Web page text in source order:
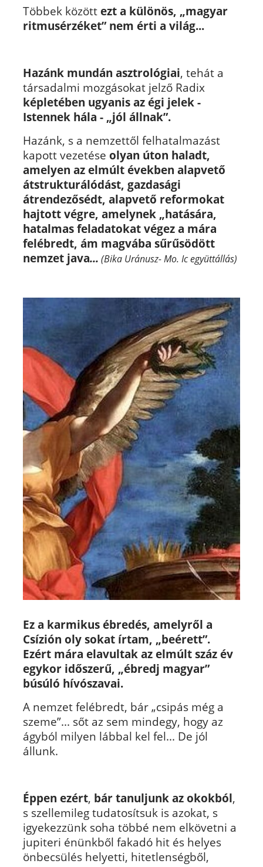
Többek között ezt a különös, „magyar
ritmusérzéket” nem érti a világ...
Hazánk mundán asztrológiai, tehát a
társadalmi mozgásokat jelző Radix
képletében ugyanis az égi jelek -
Istennek hála - „jól állnak”.
Hazánk, s a nemzettől felhatalmazást
kapott vezetése olyan úton haladt,
amelyen az elmúlt években alapvető
átstrukturálódást, gazdasági
átrendezősédt, alapvető reformokat
hajtott végre, amelynek „hatására,
hatalmas feladatokat végez a mára
felébredt, ám magvába sűrűsödött
nemzet java... (Bika Uránusz- Mo. Ic együttállás)
Ez a karmikus ébredés, amelyről a
Csízión oly sokat írtam, „beérett”.
Ezért mára elavultak az elmúlt száz év
egykor időszerű, „ébredj magyar”
búsúló hívószavai.
A nemzet felébredt, bár „csipás még a
szeme”... sőt az sem mindegy, hogy az
ágyból milyen lábbal kel fel... De jól
állunk.
Éppen ezért, bár tanuljunk az okokból,
s szellemileg tudatosítsuk is azokat, s
igyekezzünk soha többé nem elkövetni a
jupiteri énünkből fakadó hit és helyes
önbecsülés helyetti, hitetlenségből,